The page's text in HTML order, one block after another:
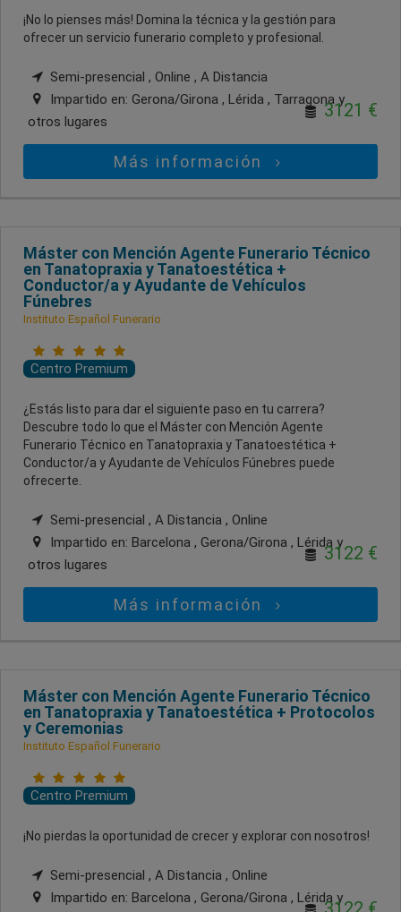
¡No lo pienses más! Domina la técnica y la gestión para
ofrecer un servicio funerario completo y profesional.
Semi-presencial , Online , A Distancia
Impartido en: Gerona/Girona , Lérida , Tarragona y
otros lugares
3121 €
Más información
Máster con Mención Agente Funerario Técnico
en Tanatopraxia y Tanatoestética +
Conductor/a y Ayudante de Vehículos
Fúnebres
Instituto Español Funerario
Centro Premium
¿Estás listo para dar el siguiente paso en tu carrera?
Descubre todo lo que el Máster con Mención Agente
Funerario Técnico en Tanatopraxia y Tanatoestética +
Conductor/a y Ayudante de Vehículos Fúnebres puede
ofrecerte.
Semi-presencial , A Distancia , Online
Impartido en: Barcelona , Gerona/Girona , Lérida y
otros lugares
3122 €
Más información
Máster con Mención Agente Funerario Técnico
en Tanatopraxia y Tanatoestética + Protocolos
y Ceremonias
Instituto Español Funerario
Centro Premium
¡No pierdas la oportunidad de crecer y explorar con nosotros!
Semi-presencial , A Distancia , Online
Impartido en: Barcelona , Gerona/Girona , Lérida y